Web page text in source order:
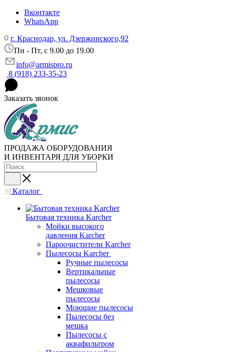
Вконтакте
WhatsApp
г. Краснодар, ул. Дзержинского,92
Пн - Пт, c 9.00 до 19.00
info@armispro.ru
8 (918) 233-35-23
Заказать звонок
ПРОДАЖА ОБОРУДОВАНИЯ
И ИНВЕНТАРЯ ДЛЯ УБОРКИ
Каталог
Бытовая техника Karcher
Мойки высокого
давления Karcher
Пароочистители Karcher
Пылесосы Karcher
Ручные пылесосы
Вертикальные
пылесосы
Мешковые
пылесосы
Моющие пылесосы
Пылесосы без
мешка
Пылесосы с
аквафильтром